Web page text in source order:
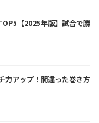
【2025年版】試合で勝
力アップ！間違った巻き方